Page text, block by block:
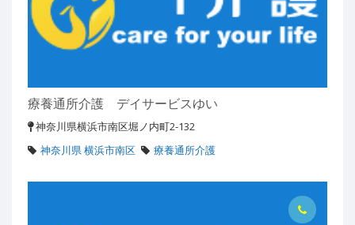
療養通所介護 デイサービスゆい
神奈川県横浜市南区堀ノ内町2-132
神奈川県 横浜市南区
療養通所介護